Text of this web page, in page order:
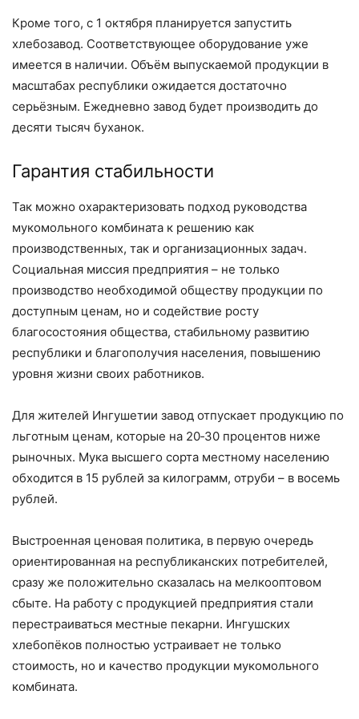
Кроме того, с 1 октября планируется запустить
хлебозавод. Соответствующее оборудование уже
имеется в наличии. Объём выпускаемой продукции в
масштабах республики ожидается достаточно
серьёзным. Ежедневно завод будет производить до
десяти тысяч буханок.
Гарантия стабильности
Так можно охарактеризовать подход руководства
мукомольного комбината к решению как
производственных, так и организационных задач.
Социальная миссия предприятия – ​не только
производство необходимой обществу продукции по
доступным ценам, но и содействие росту
благосостояния общества, стабильному развитию
республики и благополучия населения, повышению
уровня жизни своих работников.
Для жителей Ингушетии завод отпускает продукцию по
льготным ценам, которые на 20‑30 процентов ниже
рыночных. Мука высшего сорта местному населению
обходится в 15 руб­лей за килограмм, отруби – ​в восемь
руб­лей.
Выстроенная ценовая политика, в первую очередь
ориентированная на респуб­ликанских потребителей,
сразу же положительно сказалась на мелкооптовом
сбыте. На работу с продукцией предприятия стали
перестраиваться местные пекарни. Ингушских
хлебопёков полностью устраивает не только
стоимость, но и качество продукции мукомольного
комбината.